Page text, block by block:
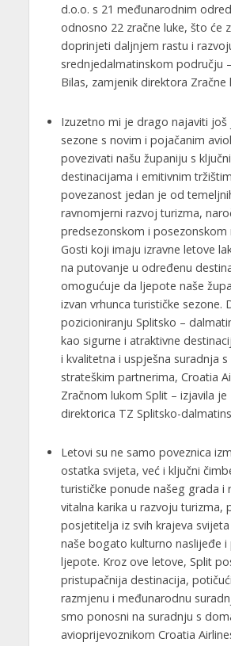
d.o.o. s 21 međunarodnim
odnosno 22 zračne luke, što će
doprinjeti daljnjem rastu i
srednjedalmatinskom području
Bilas, zamjenik direktora Zračne
Izuzetno mi je drago najaviti
sezone s novim i pojačanim
povezivati našu županiju s
destinacijama i emitivnim
povezanost jedan je od
ravnomjerni razvoj turizma,
predsezonskom i posezonskom
Gosti koji imaju izravne letove
na putovanje u određenu
omogućuje da ljepote naše
izvan vrhunca turističke sezone.
pozicioniranju Splitsko –
kao sigurne i atraktivne
i kvalitetna i uspješna suradnja s
strateškim partnerima, Croatia
Zračnom lukom Split – izjavila je
direktorica TZ Splitsko-
Letovi su ne samo poveznica
ostatka svijeta, već i ključni
turističke ponude našeg grada i
vitalna karika u razvoju turizma,
posjetitelja iz svih krajeva
naše bogato kulturno naslijeđe i
ljepote. Kroz ove letove, Split
pristupačnija destinacija,
razmjenu i međunarodnu
smo ponosni na suradnju s
avioprijevoznikom Croatia